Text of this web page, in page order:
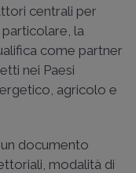
centrali per
particolare, la
come partner
nei Paesi
agricolo e
documento
modalità di